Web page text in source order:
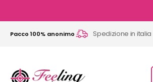
Pacco 100% anonimo Spedizione in